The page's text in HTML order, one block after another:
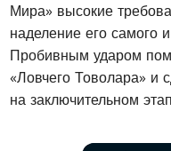
Мира» высокие
наделение его самого
Пробивным ударом
«Ловчего Товолара» и
на заключительном